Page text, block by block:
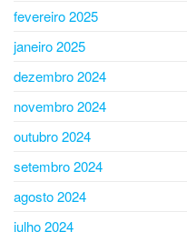
fevereiro 2025
janeiro 2025
dezembro 2024
novembro 2024
outubro 2024
setembro 2024
agosto 2024
julho 2024